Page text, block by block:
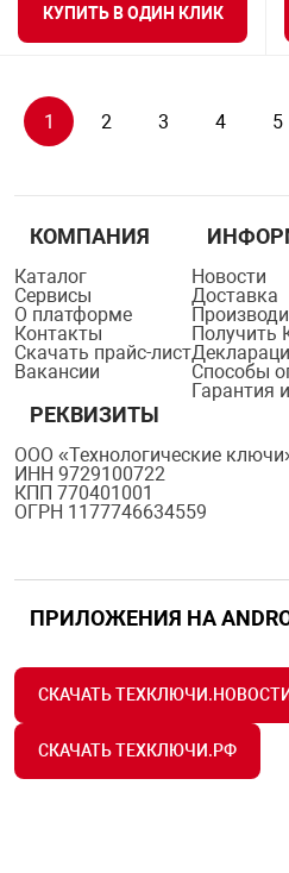
КУПИТЬ В ОДИН КЛИК
1 2 3 4 5
КОМПАНИЯ
Каталог
Сервисы
О платформе
Контакты
Скачать прайс-лист
Вакансии
Новости
Доставка
Получить
Способы
Гарантия
РЕКВИЗИТЫ
ООО «Технологические
ИНН 9729100722
КПП 770401001
ОГРН 1177746634559
ПРИЛОЖЕНИЯ НА
СКАЧАТЬ ТЕХКЛЮЧИ.НОВОСТИ
СКАЧАТЬ ТЕХКЛЮЧИ.РФ